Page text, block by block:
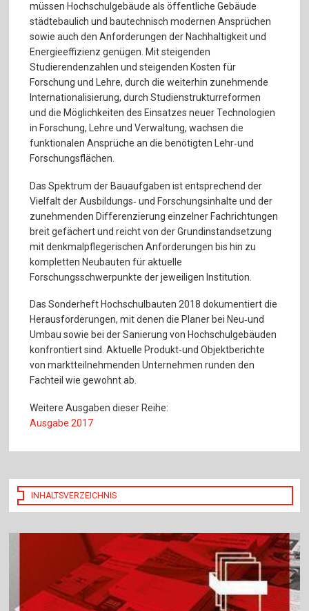
müssen Hochschulgebäude als öffentliche Gebäude
städtebaulich und bautechnisch modernen Ansprüchen
sowie auch den Anforderungen der Nachhaltigkeit und
Energieeffizienz genügen. Mit steigenden
Studierendenzahlen und steigenden Kosten für
Forschung und Lehre, durch die weiterhin zunehmende
Internationalisierung, durch Studienstrukturreformen
und die Möglichkeiten des Einsatzes neuer Technologien
in Forschung, Lehre und Verwaltung, wachsen die
funktionalen Ansprüche an die benötigten Lehr‐und
Forschungsflächen.
Das Spektrum der Bauaufgaben ist entsprechend der
Vielfalt der Ausbildungs‐ und Forschungsinhalte und der
zunehmenden Differenzierung einzelner Fachrichtungen
breit gefächert und reicht von der Grundinstandsetzung
mit denkmalpflegerischen Anforderungen bis hin zu
kompletten Neubauten für aktuelle
Forschungsschwerpunkte der jeweiligen Institution.
Das Sonderheft Hochschulbauten 2018 dokumentiert die
Herausforderungen, mit denen die Planer bei Neu‐und
Umbau sowie bei der Sanierung von Hochschulgebäuden
konfrontiert sind. Aktuelle Produkt‐und Objektberichte
von marktteilnehmenden Unternehmen runden den
Fachteil wie gewohnt ab.
Weitere Ausgaben dieser Reihe:
Ausgabe 2017
INHALTSVERZEICHNIS